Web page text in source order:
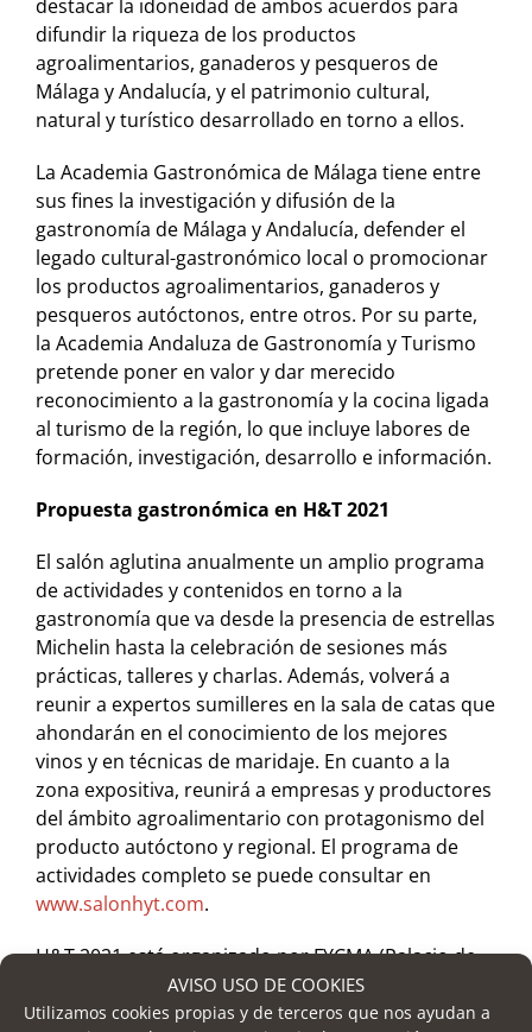
AVISO USO DE COOKIES
Utilizamos cookies propias y de terceros que nos ayudan a
destacar la idoneidad de ambos acuerdos para
difundir la riqueza de los productos
agroalimentarios, ganaderos y pesqueros de
Málaga y Andalucía, y el patrimonio cultural,
natural y turístico desarrollado en torno a ellos.
La Academia Gastronómica de Málaga tiene entre
sus fines la investigación y difusión de la
gastronomía de Málaga y Andalucía, defender el
legado cultural-gastronómico local o promocionar
los productos agroalimentarios, ganaderos y
pesqueros autóctonos, entre otros. Por su parte,
la Academia Andaluza de Gastronomía y Turismo
pretende poner en valor y dar merecido
reconocimiento a la gastronomía y la cocina ligada
al turismo de la región, lo que incluye labores de
formación, investigación, desarrollo e información.
Propuesta gastronómica en H&T 2021
El salón aglutina anualmente un amplio programa
de actividades y contenidos en torno a la
gastronomía que va desde la presencia de estrellas
Michelin hasta la celebración de sesiones más
prácticas, talleres y charlas. Además, volverá a
reunir a expertos sumilleres en la sala de catas que
ahondarán en el conocimiento de los mejores
vinos y en técnicas de maridaje. En cuanto a la
zona expositiva, reunirá a empresas y productores
del ámbito agroalimentario con protagonismo del
producto autóctono y regional. El programa de
actividades completo se puede consultar en
www.salonhyt.com.
H&T 2021 está organizado por FYCMA (Palacio de
Ferias y Congresos de Málaga). La Empresa Pública
para la Gestión del Turismo y del Deporte de